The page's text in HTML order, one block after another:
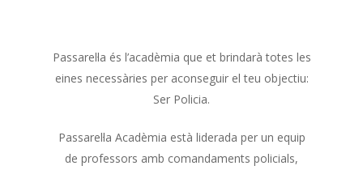
Passarel·la és l’acadèmia que et brindarà totes les
eines necessàries per aconseguir el teu objectiu:
Ser Policia.
Passarel·la Acadèmia està liderada per un equip
de professors amb comandaments policials,